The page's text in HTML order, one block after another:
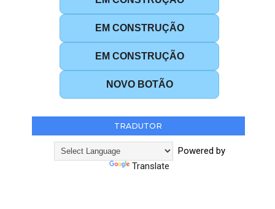
EM CONSTRUÇÃO
EM CONSTRUÇÃO
NOVO BOTÃO
TRADUTOR
Powered by
Translate